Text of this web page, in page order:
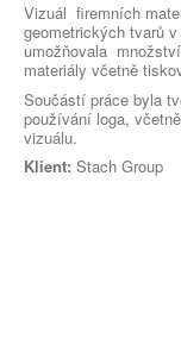
Vizuál firemních
geometrických tvarů
umožňovala
materiály včetně
Součástí práce byla
používání loga,
vizuálu.
Klient: Stach Group